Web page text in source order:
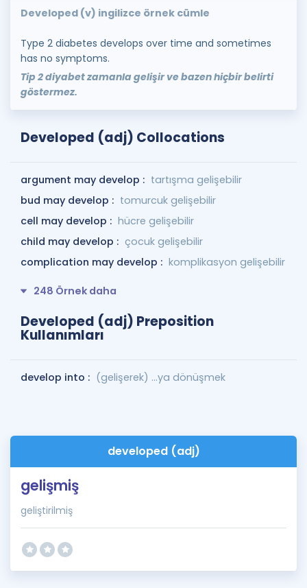
Developed (v) ingilizce örnek cümle
Type 2 diabetes develops over time and sometimes
has no symptoms.
Tip 2 diyabet zamanla gelişir ve bazen hiçbir belirti
göstermez.
Developed (adj) Collocations
argument may develop : tartışma gelişebilir
bud may develop : tomurcuk gelişebilir
cell may develop : hücre gelişebilir
child may develop : çocuk gelişebilir
complication may develop : komplikasyon gelişebilir
248 Örnek daha
Developed (adj) Preposition
Kullanımları
develop into : (gelişerek) ...ya dönüşmek
developed (adj)
gelişmiş
geliştirilmiş